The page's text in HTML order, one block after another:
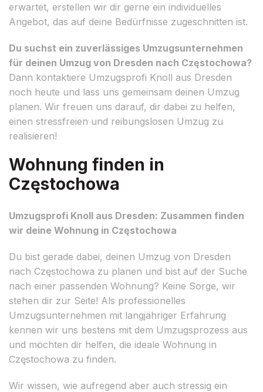
erwartet, erstellen wir dir gerne ein individuelles
Angebot, das auf deine Bedürfnisse zugeschnitten ist.
Du suchst ein zuverlässiges Umzugsunternehmen
für deinen Umzug von Dresden nach Częstochowa?
Dann kontaktiere Umzugsprofi Knoll aus Dresden
noch heute und lass uns gemeinsam deinen Umzug
planen. Wir freuen uns darauf, dir dabei zu helfen,
einen stressfreien und reibungslosen Umzug zu
realisieren!
Wohnung finden in
Częstochowa
Umzugsprofi Knoll aus Dresden: Zusammen finden
wir deine Wohnung in Częstochowa
Du bist gerade dabei, deinen Umzug von Dresden
nach Częstochowa zu planen und bist auf der Suche
nach einer passenden Wohnung? Keine Sorge, wir
stehen dir zur Seite! Als professionelles
Umzugsunternehmen mit langjähriger Erfahrung
kennen wir uns bestens mit dem Umzugsprozess aus
und möchten dir helfen, die ideale Wohnung in
Częstochowa zu finden.
Wir wissen, wie aufregend aber auch stressig ein